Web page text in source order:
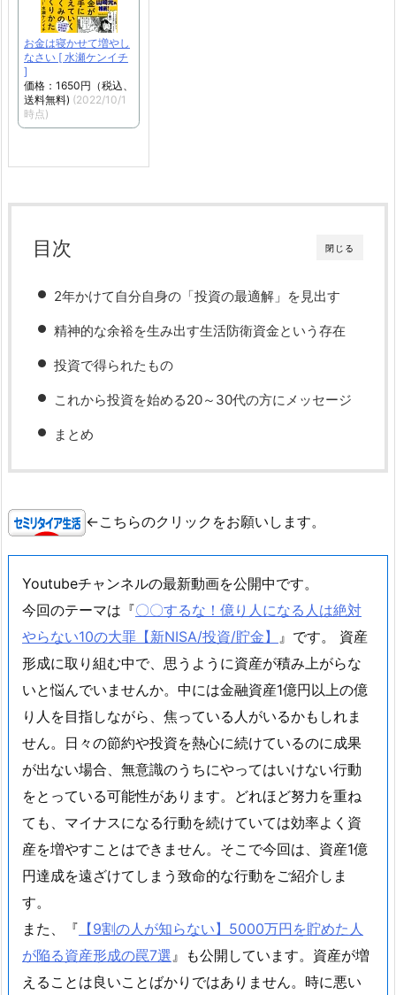
お金は寝かせて増やし
なさい [ 水瀬ケンイチ
]
価格：1650円（税込、
送料無料) (2022/10/1
時点)
閉じる
目次
2年かけて自分自身の「投資の最適解」を見出す
精神的な余裕を生み出す生活防衛資金という存在
投資で得られたもの
これから投資を始める20～30代の方にメッセージ
まとめ
←こちらのクリックをお願いします。
Youtubeチャンネルの最新動画を公開中です。
今回のテーマは『〇〇するな！億り人になる人は絶対
やらない10の大罪【新NISA/投資/貯金】
』です。 資産
形成に取り組む中で、思うように資産が積み上がらな
いと悩んでいませんか。中には金融資産1億円以上の億
り人を目指しながら、焦っている人がいるかもしれま
せん。日々の節約や投資を熱心に続けているのに成果
が出ない場合、無意識のうちにやってはいけない行動
をとっている可能性があります。どれほど努力を重ね
ても、マイナスになる行動を続けていては効率よく資
産を増やすことはできません。そこで今回は、資産1億
円達成を遠ざけてしまう致命的な行動をご紹介しま
す。
また、『 【9割の人が知らない】5000万円を貯めた人
が陥る資産形成の罠7選 』も公開しています。資産が増
えることは良いことばかりではありません。時に悪い